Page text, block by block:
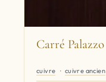
Carré Palazzo
cuivre cuivre ancien